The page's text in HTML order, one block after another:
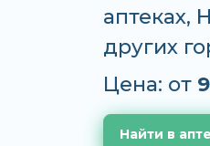
аптеках,
других
Цена: от
Найти в